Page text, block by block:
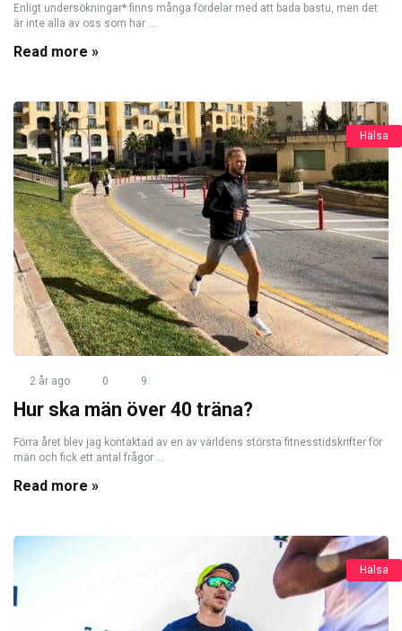
Enligt undersökningar* finns många fördelar med att bada bastu, men det
är inte alla av oss som har ...
Read more »
Hälsa
2 år ago 0 9
Hur ska män över 40 träna?
Förra året blev jag kontaktad av en av världens största fitnesstidskrifter för
män och fick ett antal frågor ...
Read more »
Hälsa